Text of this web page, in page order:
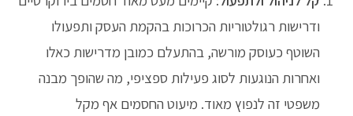
ודרישות רגולטוריות הכרוכות בהקמת העסק ותפעולו
השוטף כעוסק מורשה, בהתעלם כמובן מדרישות כאלו
ואחרות הנוגעות לסוג פעילות ספציפי, מה שהופך מבנה
משפטי זה לנפוץ מאוד. מיעוט החסמים אף מקל